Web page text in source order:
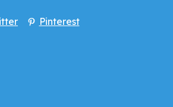
Pinterest